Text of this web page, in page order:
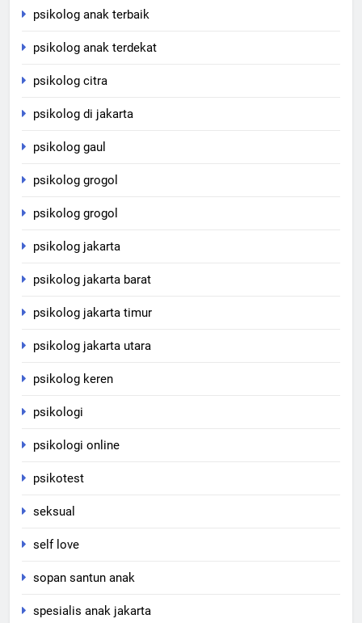
psikolog anak terbaik
psikolog anak terdekat
psikolog citra
psikolog di jakarta
psikolog gaul
psikolog grogol
psikolog grogol
psikolog jakarta
psikolog jakarta barat
psikolog jakarta timur
psikolog jakarta utara
psikolog keren
psikologi
psikologi online
psikotest
seksual
self love
sopan santun anak
spesialis anak jakarta